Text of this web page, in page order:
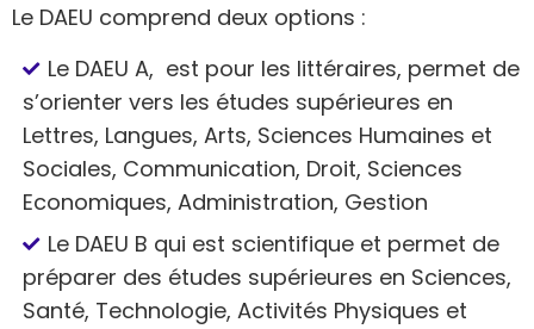
Le DAEU comprend deux options :
Le DAEU A, est pour les littéraires, permet de
s’orienter vers les études supérieures en
Lettres, Langues, Arts, Sciences Humaines et
Sociales, Communication, Droit, Sciences
Economiques, Administration, Gestion
Le DAEU B qui est scientifique et permet de
préparer des études supérieures en Sciences,
Santé, Technologie, Activités Physiques et